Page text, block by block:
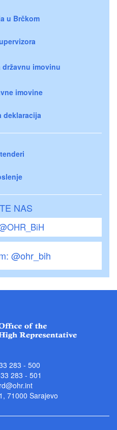
u Brčkom
državnu imovinu
imovine
deklaracija
NAS
@ohr_bih
283 - 500
283 - 501
71000 Sarajevo